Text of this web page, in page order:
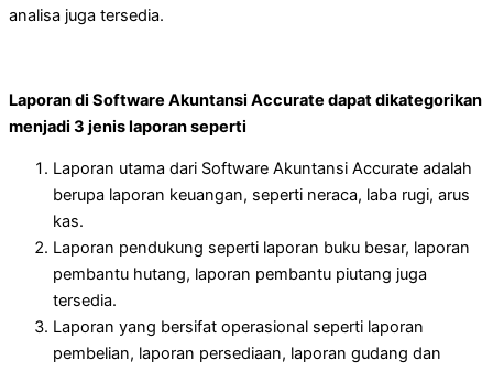
analisa juga tersedia.
Laporan di Software Akuntansi Accurate dapat dikategorikan
menjadi 3 jenis laporan seperti
Laporan utama dari Software Akuntansi Accurate adalah
berupa laporan keuangan, seperti neraca, laba rugi, arus
kas.
Laporan pendukung seperti laporan buku besar, laporan
pembantu hutang, laporan pembantu piutang juga
tersedia.
Laporan yang bersifat operasional seperti laporan
pembelian, laporan persediaan, laporan gudang dan